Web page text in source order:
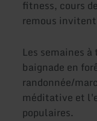
fitness, cours
remous
Les semaines
baignade en
randonnée/
méditative et
populaires.